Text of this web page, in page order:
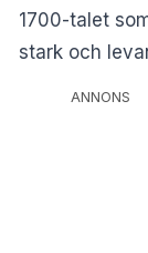
1700-talet
stark och
ANNONS